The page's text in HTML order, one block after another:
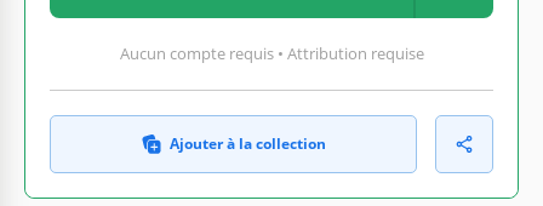
Aucun compte requis • Attribution requise
Ajouter à la collection